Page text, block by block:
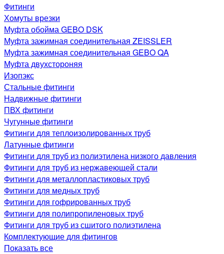
Фитинги
Хомуты врезки
Муфта обойма GEBO DSK
Муфта зажимная соединительная ZEISSLER
Муфта зажимная соединительная GEBO QA
Муфта двухстороняя
Изопэкс
Стальные фитинги
Надвижные фитинги
ПВХ фитинги
Чугунные фитинги
Фитинги для теплоизолированных труб
Латунные фитинги
Фитинги для труб из полиэтилена низкого давления
Фитинги для труб из нержавеющей стали
Фитинги для металлопластиковых труб
Фитинги для медных труб
Фитинги для гофрированных труб
Фитинги для полипропиленовых труб
Фитинги для труб из сшитого полиэтилена
Комплектующие для фитингов
Показать все